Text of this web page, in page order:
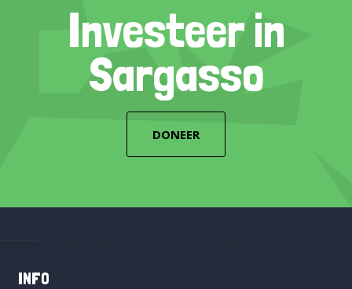
Investeer in
Sargasso
DONEER
INFO